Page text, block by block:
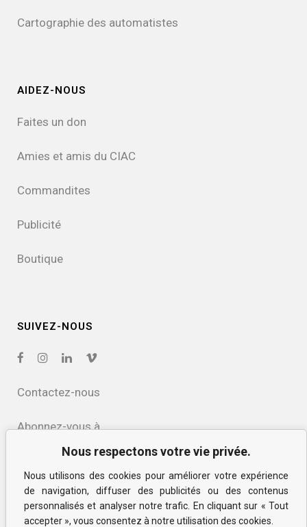
Nous respectons votre vie privée.
Nous utilisons des cookies pour améliorer votre expérience
de navigation, diffuser des publicités ou des contenus
personnalisés et analyser notre trafic. En cliquant sur « Tout
accepter », vous consentez à notre utilisation des cookies.
Cartographie des automatistes
AIDEZ-NOUS
Faites un don
Amies et amis du CIAC
Commandites
Publicité
Boutique
SUIVEZ-NOUS
Contactez-nous
Abonnez-vous à
Politique de confidentialité
et des cookies